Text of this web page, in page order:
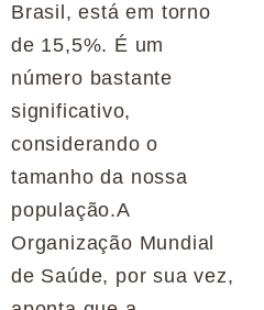
Brasil, está em torno
de 15,5%. É um
número bastante
significativo,
considerando o
tamanho da nossa
população.A
Organização Mundial
de Saúde, por sua vez,